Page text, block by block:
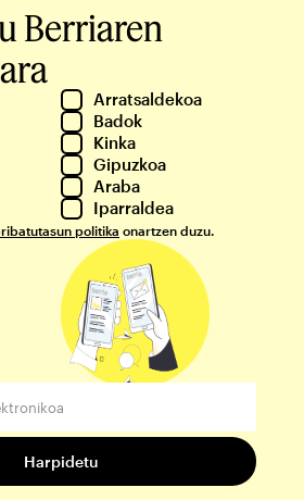
Berriaren
Arratsaldekoa
Badok
Kinka
Gipuzkoa
Araba
Iparraldea
politika onartzen duzu.